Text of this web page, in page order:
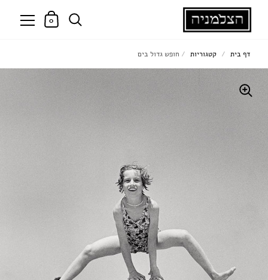
0
דף בית / קטגוריות / חופש גדול בים